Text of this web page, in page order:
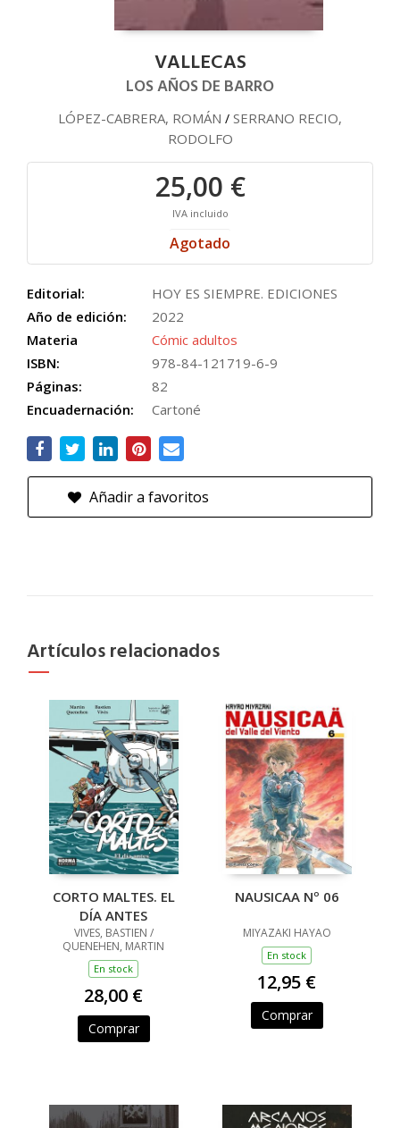
VALLECAS
LOS AÑOS DE BARRO
LÓPEZ-CABRERA, ROMÁN / SERRANO RECIO,
RODOLFO
25,00 €
IVA incluido
Agotado
Editorial:
HOY ES SIEMPRE. EDICIONES
Año de edición:
2022
Materia
Cómic adultos
ISBN:
978-84-121719-6-9
Páginas:
82
Encuadernación:
Cartoné
Añadir a favoritos
Artículos relacionados
CORTO MALTES. EL
DÍA ANTES
VIVES, BASTIEN /
QUENEHEN, MARTIN
En stock
28,00 €
Comprar
NAUSICAA Nº 06
MIYAZAKI HAYAO
En stock
12,95 €
Comprar